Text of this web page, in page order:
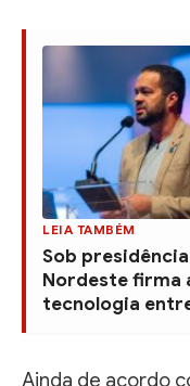
LEIA TAMBÉM
Sob
Nordeste firma
tecnologia
Ainda de acordo